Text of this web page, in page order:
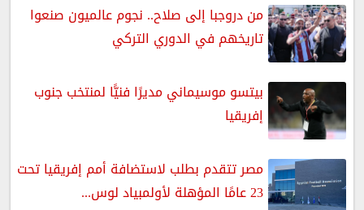
من دروجبا إلى صلاح.. نجوم عالميون صنعوا
تاريخهم في الدوري التركي
بيتسو موسيماني مديرًا فنيًّا لمنتخب جنوب
إفريقيا
مصر تتقدم بطلب لاستضافة أمم إفريقيا تحت
23 عامًا المؤهلة لأولمبياد لوس...